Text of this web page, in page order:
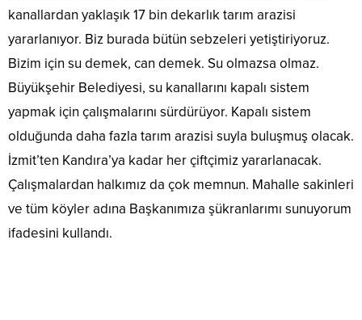
kanallardan yaklaşık 17 bin dekarlık tarım arazisi
yararlanıyor. Biz burada bütün sebzeleri yetiştiriyoruz.
Bizim için su demek, can demek. Su olmazsa olmaz.
Büyükşehir Belediyesi, su kanallarını kapalı sistem
yapmak için çalışmalarını sürdürüyor. Kapalı sistem
olduğunda daha fazla tarım arazisi suyla buluşmuş olacak.
İzmit’ten Kandıra’ya kadar her çiftçimiz yararlanacak.
Çalışmalardan halkımız da çok memnun. Mahalle sakinleri
ve tüm köyler adına Başkanımıza şükranlarımı sunuyorum
ifadesini kullandı.